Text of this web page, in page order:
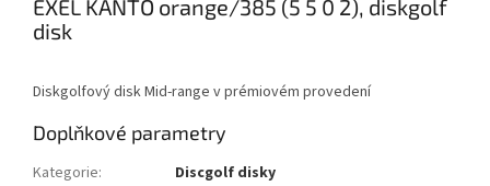
EXEL KANTO orange/385 (5 5 0 2), diskgolf
disk
Diskgolfový disk Mid-range v prémiovém provedení
Doplňkové parametry
Kategorie:
Discgolf disky